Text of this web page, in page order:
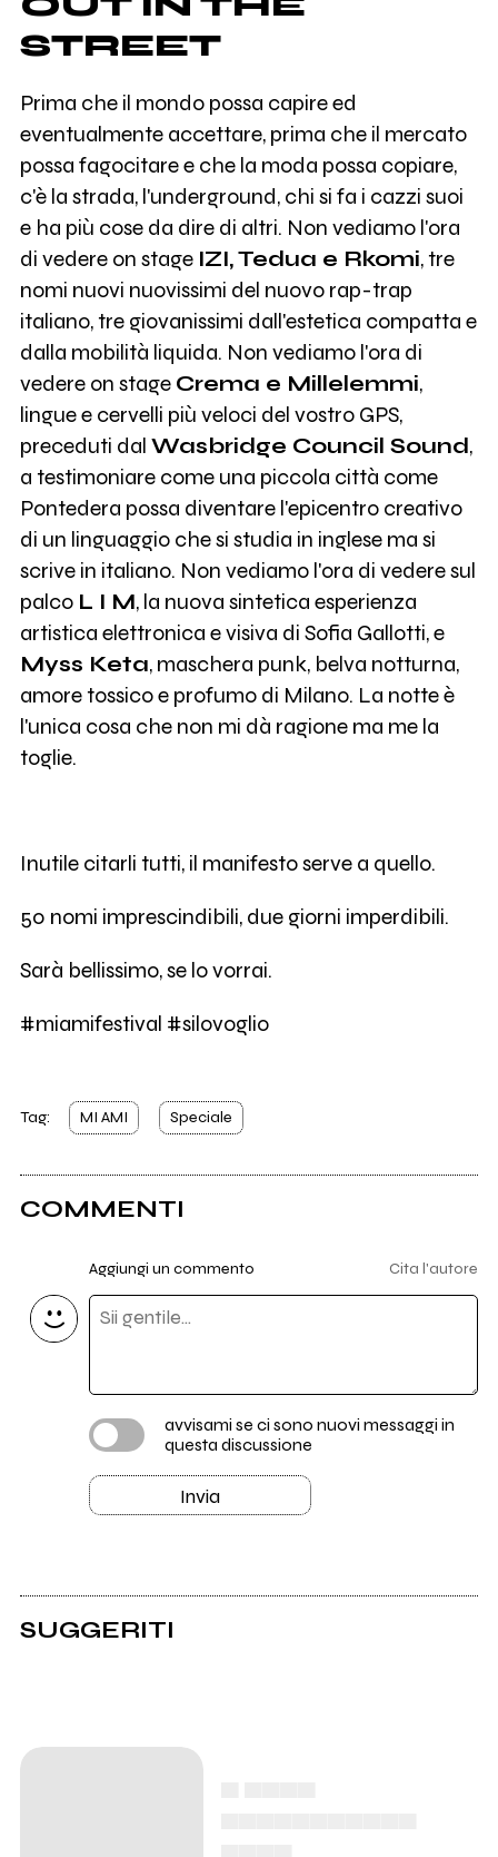
STREET
Prima che il mondo possa capire ed
eventualmente accettare, prima che il mercato
possa fagocitare e che la moda possa copiare,
c'è la strada, l'underground, chi si fa i cazzi suoi
e ha più cose da dire di altri. Non vediamo l'ora
di vedere on stage IZI, Tedua e Rkomi, tre
nomi nuovi nuovissimi del nuovo rap-trap
italiano, tre giovanissimi dall'estetica compatta e
dalla mobilità liquida. Non vediamo l'ora di
vedere on stage Crema e Millelemmi,
lingue e cervelli più veloci del vostro GPS,
preceduti dal Wasbridge Council Sound,
a testimoniare come una piccola città come
Pontedera possa diventare l'epicentro creativo
di un linguaggio che si studia in inglese ma si
scrive in italiano. Non vediamo l'ora di vedere sul
palco L I M, la nuova sintetica esperienza
artistica elettronica e visiva di Sofia Gallotti, e
Myss Keta, maschera punk, belva notturna,
amore tossico e profumo di Milano. La notte è
l'unica cosa che non mi dà ragione ma me la
toglie.
Inutile citarli tutti, il manifesto serve a quello.
50 nomi imprescindibili, due giorni imperdibili.
Sarà bellissimo, se lo vorrai.
#miamifestival #silovoglio
Tag: MI AMI Speciale
COMMENTI
Aggiungi un commento Cita l'autore
avvisami se ci sono nuovi messaggi in
questa discussione
Invia
SUGGERITI